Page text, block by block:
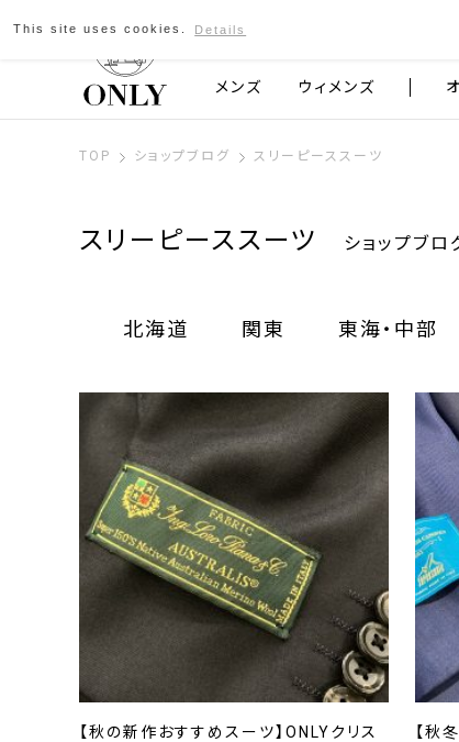
京都発のスーツブランド ONLY
メンズ ウィメンズ
TOP ショップブログ スリーピーススーツ
スリーピーススーツ ショップブロ
北海道 関東 東海・中部
【秋の新作おすすめスーツ】ONLYクリス
【秋
This site uses cookies. Details